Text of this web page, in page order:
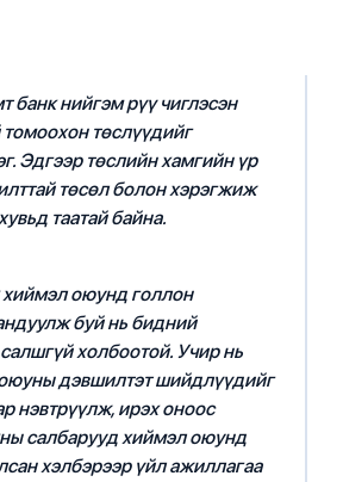
нийгэм рүү чиглэсэн
төслүүдийг
Эдгээр төслийн хамгийн үр
төсөл болон хэрэгжиж
таатай байна.
хиймэл оюунд голлон
буй нь бидний
салшгүй холбоотой. Учир нь
дэвшилтэт шийдлүүдийг
нэвтрүүлж, ирэх оноос
салбарууд хиймэл оюунд
хэлбэрээр үйл ажиллагаа